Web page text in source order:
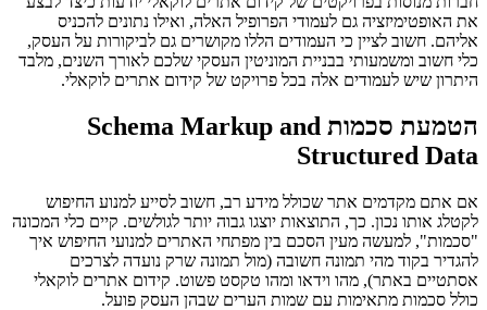
את האופטימיזציה גם לעמודי הפרופיל האלה, ואילו נתונים להכניס
אליהם. חשוב לציין כי העמודים הללו מקושרים גם לביקורות על העסק,
כלי חשוב ומשמעותי בבניית המוניטין העסקי שלכם לאורך השנים, מלבד
היתרון שיש לעמודים אלה בכל פרויקט של קידום אתרים לוקאלי.
הטמעת סכמות Schema Markup and
Structured Data
אם אתם מקדמים אתר שכולל מידע רב, חשוב לסייע למנוע החיפוש
לקטלג אותו נכון. כך, התוצאות יוצגו גבוה יותר לגולשים. קיים כלי המכונה
"סכמות", למעשה מעין הסכם בין מפתחי האתרים למנועי החיפוש איך
להגדיר בקוד מהי תמונה חשובה (מול תמונה שרק נועדה לצרכים
אסתטיים באתר), מהו וידאו ומהו טקסט פשוט. קידום אתרים לוקאלי
כולל סכמות מתאימות עם שמות הערים שבהן העסק פועל.